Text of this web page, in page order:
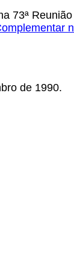
73ª
de 1990.